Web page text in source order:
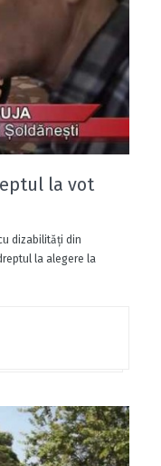
la vot
dizabilităţi din
la alegere la